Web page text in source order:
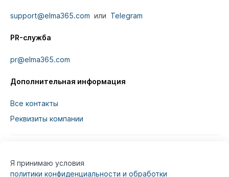
support@elma365.com или Telegram
PR-служба
pr@elma365.com
Дополнительная информация
Все контакты
Реквизиты компании
Информация на сайте предназначена для
Я принимаю условия
политики конфиденциальности и обработки